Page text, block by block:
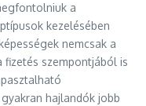
a
kezelésében
nemcsak a
fizetés szempontjából is
hajlandók jobb